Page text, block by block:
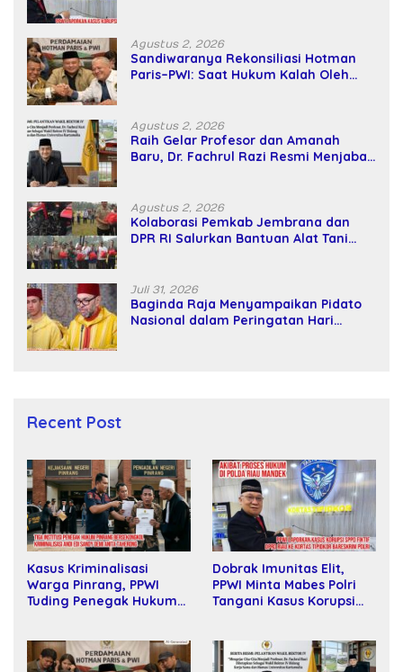
Agustus 2, 2026
Sandiwaranya Rekonsiliasi Hotman
Paris–PWI: Saat Hukum Kalah Oleh
Agustus 2, 2026
Raih Gelar Profesor dan Amanah
Baru, Dr. Fachrul Razi Resmi Menjabat
Agustus 2, 2026
Kolaborasi Pemkab Jembrana dan
DPR RI Salurkan Bantuan Alat Tani
Juli 31, 2026
Baginda Raja Menyampaikan Pidato
Nasional dalam Peringatan Hari
Recent Post
Kasus Kriminalisasi
Warga Pinrang, PPWI
Tuding Penegak Hukum
Dobrak Imunitas Elit,
PPWI Minta Mabes Polri
Tangani Kasus Korupsi